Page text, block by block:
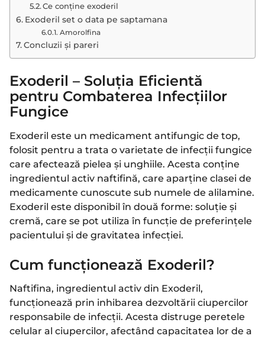
Ce conține exoderil
Exoderil set o data pe saptamana
Amorolfina
Concluzii și pareri
Exoderil – Soluția Eficientă
pentru Combaterea Infecțiilor
Fungice
Exoderil este un medicament antifungic de top,
folosit pentru a trata o varietate de infecții fungice
care afectează pielea și unghiile. Acesta conține
ingredientul activ naftifină, care aparține clasei de
medicamente cunoscute sub numele de alilamine.
Exoderil este disponibil în două forme: soluție și
cremă, care se pot utiliza în funcție de preferințele
pacientului și de gravitatea infecției.
Cum funcționează Exoderil?
Naftifina, ingredientul activ din Exoderil,
funcționează prin inhibarea dezvoltării ciupercilor
responsabile de infecții. Acesta distruge peretele
celular al ciupercilor, afectând capacitatea lor de a